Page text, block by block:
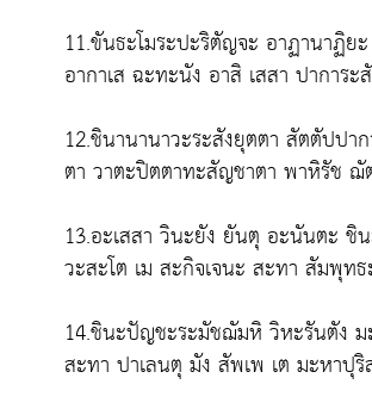
11.ขันธะโมระปะริตัญจะ อาฏานาฏิย
อากาเส ฉะทะนัง อาสิ เสสา ปาการ
12.ชินานานาวะระสังยุตตา สัตตัปปา
ตา วาตะปิตตาทะสัญชาตา พาหิรัช
13.อะเสสา วินะยัง ยันตุ อะนันตะ ชิ
วะสะโต เม สะกิจเจนะ สะทา สัมพุท
14.ชินะปัญชะระมัชฌัมหิ วิหะรันตัง ม
สะทา ปาเลนตุ มัง สัพเพ เต มะหาปุริ